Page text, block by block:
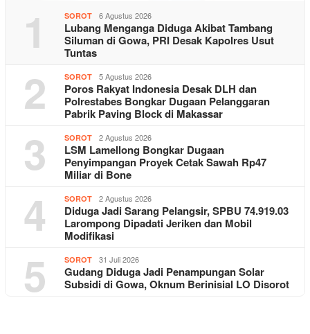
1 SOROT 6 Agustus 2026
Lubang Menganga Diduga Akibat Tambang
Siluman di Gowa, PRI Desak Kapolres Usut
Tuntas
2 SOROT 5 Agustus 2026
Poros Rakyat Indonesia Desak DLH dan
Polrestabes Bongkar Dugaan Pelanggaran
Pabrik Paving Block di Makassar
3 SOROT 2 Agustus 2026
LSM Lamellong Bongkar Dugaan
Penyimpangan Proyek Cetak Sawah Rp47
Miliar di Bone
4 SOROT 2 Agustus 2026
Diduga Jadi Sarang Pelangsir, SPBU 74.919.03
Larompong Dipadati Jeriken dan Mobil
Modifikasi
5 SOROT 31 Juli 2026
Gudang Diduga Jadi Penampungan Solar
Subsidi di Gowa, Oknum Berinisial LO Disorot